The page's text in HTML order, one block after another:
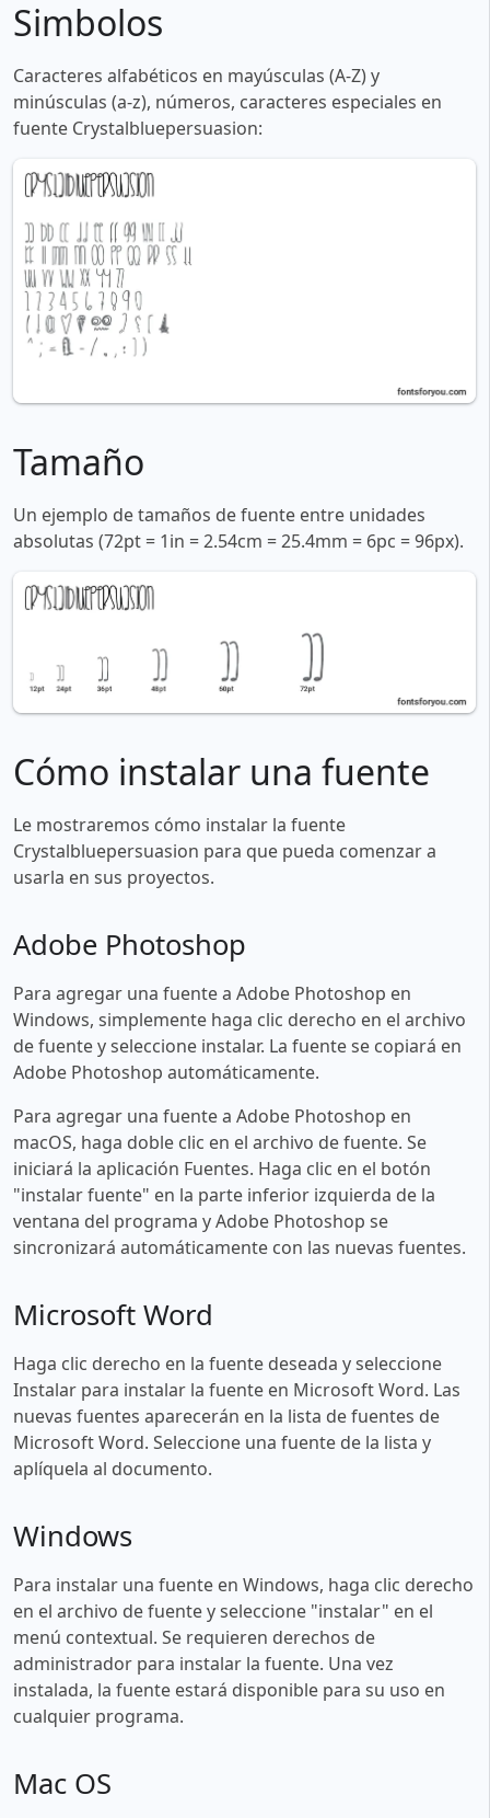
Simbolos
Caracteres alfabéticos en mayúsculas (A-Z) y
minúsculas (a-z), números, caracteres especiales en
fuente Crystalbluepersuasion:
Tamaño
Un ejemplo de tamaños de fuente entre unidades
absolutas (72pt = 1in = 2.54cm = 25.4mm = 6pc = 96px).
Cómo instalar una fuente
Le mostraremos cómo instalar la fuente
Crystalbluepersuasion para que pueda comenzar a
usarla en sus proyectos.
Adobe Photoshop
Para agregar una fuente a Adobe Photoshop en
Windows, simplemente haga clic derecho en el archivo
de fuente y seleccione instalar. La fuente se copiará en
Adobe Photoshop automáticamente.
Para agregar una fuente a Adobe Photoshop en
macOS, haga doble clic en el archivo de fuente. Se
iniciará la aplicación Fuentes. Haga clic en el botón
"instalar fuente" en la parte inferior izquierda de la
ventana del programa y Adobe Photoshop se
sincronizará automáticamente con las nuevas fuentes.
Microsoft Word
Haga clic derecho en la fuente deseada y seleccione
Instalar para instalar la fuente en Microsoft Word. Las
nuevas fuentes aparecerán en la lista de fuentes de
Microsoft Word. Seleccione una fuente de la lista y
aplíquela al documento.
Windows
Para instalar una fuente en Windows, haga clic derecho
en el archivo de fuente y seleccione "instalar" en el
menú contextual. Se requieren derechos de
administrador para instalar la fuente. Una vez
instalada, la fuente estará disponible para su uso en
cualquier programa.
Mac OS